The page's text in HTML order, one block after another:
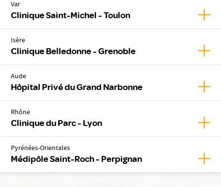
Var
Clinique Saint-Michel - Toulon
Isère
Clinique Belledonne - Grenoble
Aude
Hôpital Privé du Grand Narbonne
Rhône
Clinique du Parc - Lyon
Pyrénées-Orientales
Médipôle Saint-Roch - Perpignan